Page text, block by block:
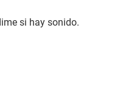
si hay sonido.